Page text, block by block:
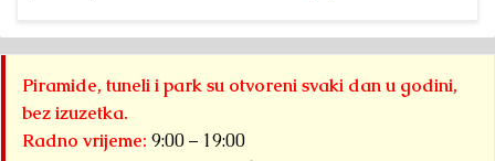
Piramide, tuneli i park su otvoreni svaki dan u godini,
bez izuzetka.
Radno vrijeme: 9:00 – 19:00